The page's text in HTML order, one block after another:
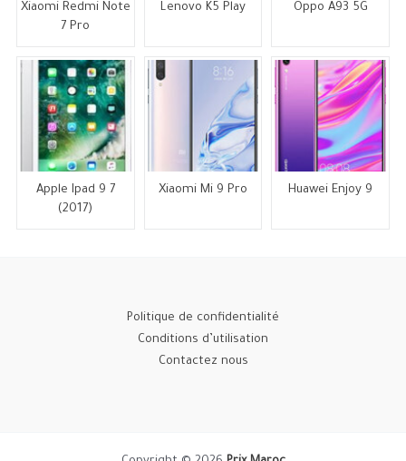
Xiaomi Redmi Note
7 Pro
Lenovo K5 Play Oppo A93 5G
Apple Ipad 9 7
(2017)
Xiaomi Mi 9 Pro Huawei Enjoy 9
Politique de confidentialité
Conditions d’utilisation
Contactez nous